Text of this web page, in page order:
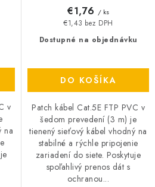
v
na
Dostupné na objednávku
€1,43 bez DPH
€1,76 / ks
DO KOŠÍKA
Patch kábel Cat.5E FTP PVC v
šedom prevedení (3 m) je
tienený sieťový kábel vhodný na
stabilné a rýchle pripojenie
zariadení do siete. Poskytuje
spoľahlivý prenos dát s
ochranou...